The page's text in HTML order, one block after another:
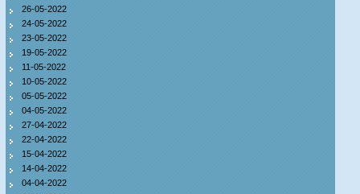
26-05-2022
24-05-2022
23-05-2022
19-05-2022
11-05-2022
10-05-2022
05-05-2022
04-05-2022
27-04-2022
22-04-2022
15-04-2022
14-04-2022
04-04-2022